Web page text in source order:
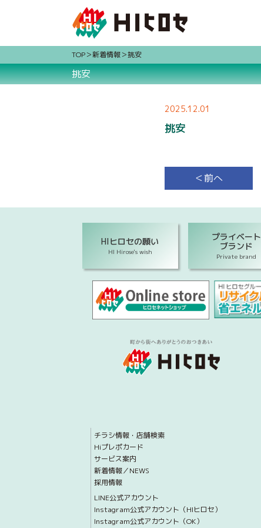
TOP 新着情報 挑安
挑安
2025.12.01
挑安
＜前へ
HIヒロセの願い
HI Hirose's wish
プライベート
ブランド
Private brand
チラシ情報・店舗検索
Hiプレポカード
サービス案内
新着情報／NEWS
採用情報
LINE公式アカウント
Instagram公式アカウント（HIヒロセ）
Instagram公式アカウント（OK）